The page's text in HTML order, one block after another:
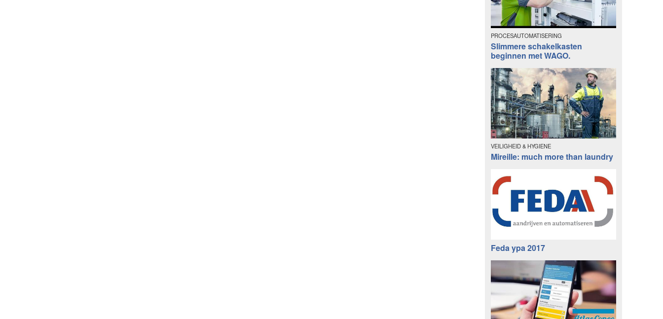
PROCESAUTOMATISERING
Slimmere schakelkasten
beginnen met WAGO.
VEILIGHEID & HYGIENE
Mireille: much more than laundry
Feda ypa 2017